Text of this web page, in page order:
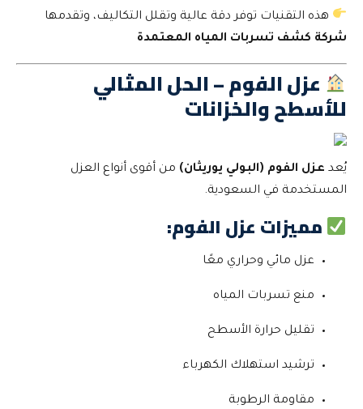
هذه التقنيات توفر دقة عالية وتقلل التكاليف، وتقدمها
شركة كشف تسربات المياه المعتمدة
عزل الفوم – الحل المثالي
للأسطح والخزانات
يُعد عزل الفوم (البولي يوريثان) من أقوى أنواع العزل
المستخدمة في السعودية.
مميزات عزل الفوم:
عزل مائي وحراري معًا
منع تسربات المياه
تقليل حرارة الأسطح
ترشيد استهلاك الكهرباء
مقاومة الرطوبة